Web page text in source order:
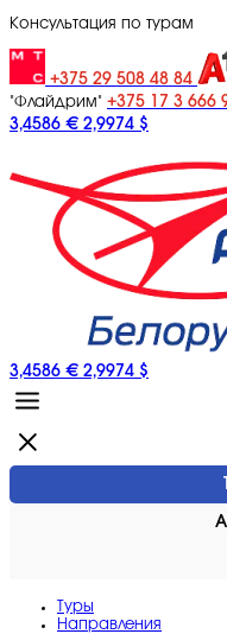
Консультация по турам
+375 29 508 48 84
"Флайдрим" +375 17 3 666
3,4586 € 2,9974 $
3,4586 € 2,9974 $
Туры
Направления